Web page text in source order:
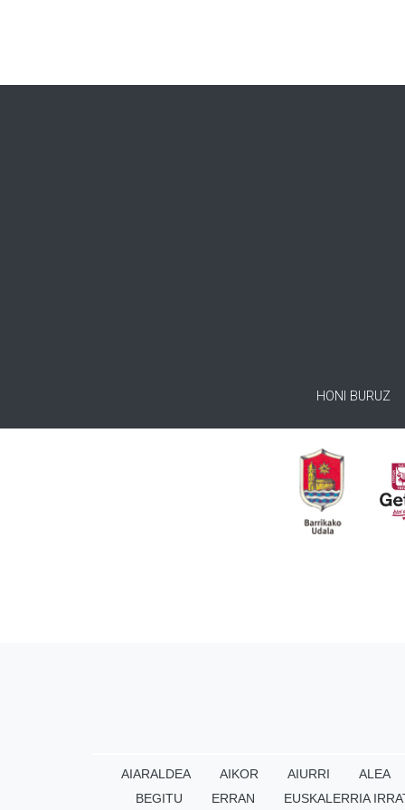
HONI BURUZ
AIARALDEA AIKOR AIURRI ALEA
BEGITU
ERRAN EUSKALERRIA